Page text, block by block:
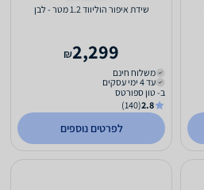
שידת איפור הוליווד 1.2 מטר - לבן
2,299
₪
משלוח חינם
עד 4 ימי עסקים
ב- טון ספורטס
2.8
(140)
לפרטים נוספים